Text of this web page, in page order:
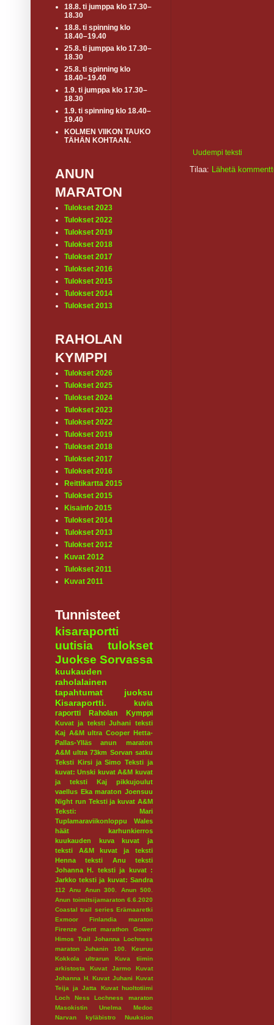
Uudempi teksti
Tilaa: Lähetä
18.8. ti jumppa klo 17.30–
18.30
18.8. ti spinning klo
18.40–19.40
25.8. ti jumppa klo 17.30–
18.30
25.8. ti spinning klo
18.40–19.40
1.9. ti jumppa klo 17.30–
18.30
1.9. ti spinning klo 18.40–
19.40
KOLMEN VIIKON TAUKO
TÄHÄN KOHTAAN.
ANUN
MARATON
Tulokset 2023
Tulokset 2022
Tulokset 2019
Tulokset 2018
Tulokset 2017
Tulokset 2016
Tulokset 2015
Tulokset 2014
Tulokset 2013
RAHOLAN
KYMPPI
Tulokset 2026
Tulokset 2025
Tulokset 2024
Tulokset 2023
Tulokset 2022
Tulokset 2019
Tulokset 2018
Tulokset 2017
Tulokset 2016
Reittikartta 2015
Tulokset 2015
Kisainfo 2015
Tulokset 2014
Tulokset 2013
Tulokset 2012
Kuvat 2012
Tulokset 2011
Kuvat 2011
Tunnisteet
kisaraportti
uutisia
tulokset
Juokse Sorvassa
kuukauden
raholalainen
tapahtumat
juoksu
Kisaraportti.
kuvia
raportti
Raholan Kymppi
Kuvat ja teksti Juhani teksti
Kaj A&M ultra Cooper Hetta-
Pallas-Ylläs
anun maraton
A&M ultra 73km Sorvan satku
Teksti Kirsi ja Simo Teksti ja
kuvat: Unski kuvat A&M kuvat
ja teksti Kaj
pikkujoulut
vaellus Eka maraton Joensuu
Night run Teksti ja kuvat A&M
Teksti: Mari
Tuplamaraviikonloppu
Wales
häät
karhunkierros
kuukauden kuva
kuvat ja
teksti A&M
kuvat ja teksti
Henna
teksti Anu
teksti
Johanna H. teksti ja kuvat :
Jarkko teksti ja kuvat: Sandra
112 Anu Anun 300.
Anun 500.
Anun toimitsijamaraton 6.6.2020
Coastal trail series Erämaaretki
Exmoor
Finlandia maraton
Firenze
Gent marathon
Gower
Himos Trail
Johanna Lochness
maraton
Juhanin 100.
Keuruu
Kokkola ultrarun
Kuva tiimin
arkistosta
Kuvat Jarmo
Kuvat
Johanna H.
Kuvat Juhani Kuvat
Teija ja Jatta
Kuvat huoltotiimi
Loch Ness
Lochness maraton
Masokistin Unelma
Medoc
Narvan kyläbistro
Nuuksion